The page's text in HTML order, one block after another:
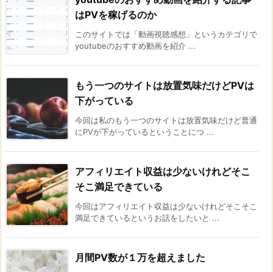
はPVを稼げるのか
このサイトでは「動画視聴感想」というカテゴリで
youtubeのおすすめ動画を紹介 ...
もう一つのサイトは放置気味だけどPVは
下がっている
今回は私のもう一つのサイトは放置気味だけど普通
にPVが下がっているということにつ ...
アフィリエイト収益は少ないけれどそこ
そこ満足できている
今回はアフィリエイト収益は少ないけれどそこそこ
満足できているというお話をしたいと ...
月間PV数が１万を超えました